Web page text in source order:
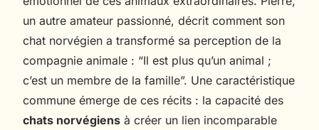
un autre amateur passionné, décrit comment son
chat norvégien a transformé sa perception de la
compagnie animale : “Il est plus qu’un animal ;
c’est un membre de la famille”. Une caractéristique
commune émerge de ces récits : la capacité des
chats norvégiens à créer un lien incomparable